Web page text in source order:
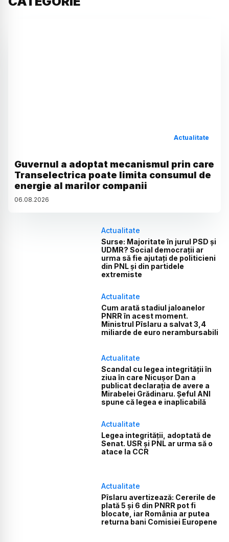
Actualitate
Guvernul a adoptat mecanismul prin care
Transelectrica poate limita consumul de
energie al marilor companii
06.08.2026
Actualitate
Surse: Majoritate în jurul PSD și
UDMR? Social democrații ar
urma să fie ajutați de politicieni
din PNL și din partidele
extremiste
Actualitate
Cum arată stadiul jaloanelor
PNRR în acest moment.
Ministrul Pîslaru a salvat 3,4
miliarde de euro nerambursabili
Actualitate
Scandal cu legea integrității în
ziua în care Nicușor Dan a
publicat declarația de avere a
Mirabelei Grădinaru. Șeful ANI
spune că legea e inaplicabilă
Actualitate
Legea integrității, adoptată de
Senat. USR și PNL ar urma să o
atace la CCR
Actualitate
Pîslaru avertizează: Cererile de
plată 5 și 6 din PNRR pot fi
blocate, iar România ar putea
returna bani Comisiei Europene